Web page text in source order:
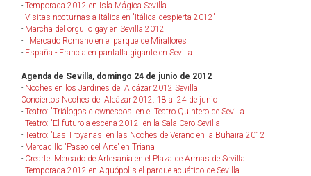
- Temporada 2012 en Isla Mágica Sevilla
- Visitas nocturnas a Itálica en 'Itálica despierta 2012'
- Marcha del orgullo gay en Sevilla 2012
-
I Mercado Romano en el parque de Miraflores
- España - Francia en pantalla gigante en Sevilla
Agenda de Sevilla, domingo 24 de junio de 2012
- Noches en los Jardines del Alcázar 2012 Sevilla
Conciertos Noches del Alcázar 2012: 18 al 24 de junio
- Teatro: 'Triálogos clownescos' en el Teatro Quintero de Sevilla
- Teatro: 'El futuro a escena 2012' en la Sala Cero Sevilla
- Teatro: 'Las Troyanas' en las Noches de Verano en la Buhaira 2012
- Mercadillo 'Paseo del Arte' en Triana
- Crearte: Mercado de Artesanía en el Plaza de Armas de Sevilla
- Temporada 2012 en Aquópolis el parque acuático de Sevilla